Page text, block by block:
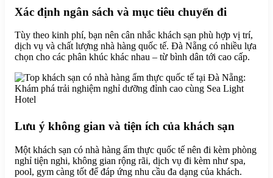
Xác định ngân sách và mục tiêu chuyến đi
Tùy theo kinh phí, bạn nên cân nhắc khách sạn phù hợp vị trí,
dịch vụ và chất lượng nhà hàng quốc tế. Đà Nẵng có nhiều lựa
chọn cho các phân khúc khác nhau – từ bình dân tới cao cấp.
Lưu ý không gian và tiện ích của khách sạn
Một khách sạn có nhà hàng ẩm thực quốc tế nên đi kèm phòng
nghỉ tiện nghi, không gian rộng rãi, dịch vụ đi kèm như spa,
pool, gym càng tốt để đáp ứng nhu cầu đa dạng của khách.